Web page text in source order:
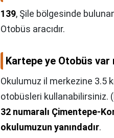
139, Şile bölgesinde
Otobüs aracıdır.
Kartepe ye Otobüs var
Okulumuz il merkezine 3.5
otobüsleri kullanabilirsiniz.
32 numaralı Çimentepe-
okulumuzun yanındadır.